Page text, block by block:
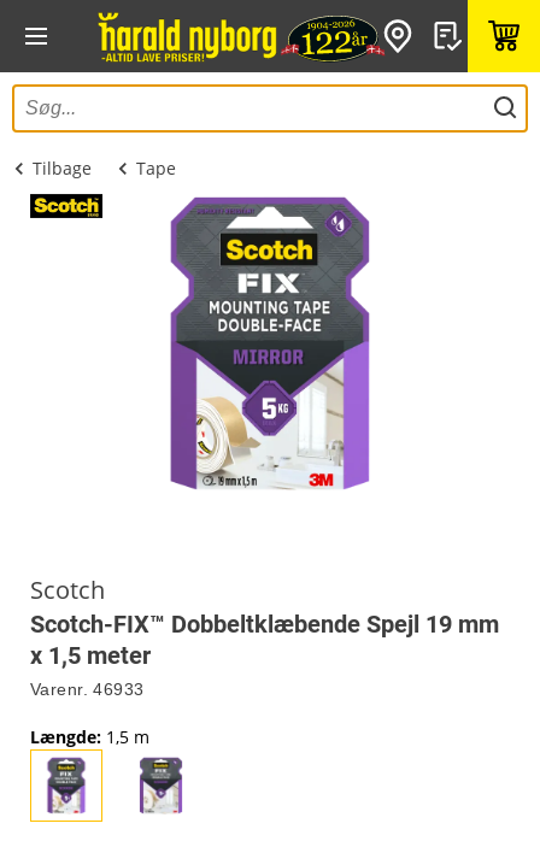
Tilbage Tape
Scotch
Scotch-FIX™ Dobbeltklæbende Spejl 19 mm
x 1,5 meter
Varenr. 46933
Længde: 1,5 m